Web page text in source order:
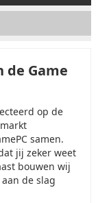
de Game
op de
samen.
jij zeker weet
bouwen wij
de slag